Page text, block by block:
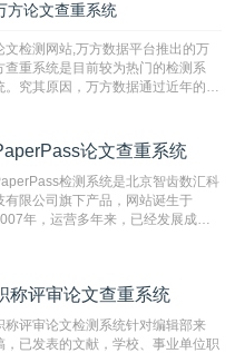
方论文查重系统
文检测网站,万方数据平台推出的万
查重系统是目前较为热门的检测系
。究其原因，万方数据通过近年的发
测系统，其真实性和权威性无可厚
非。其次，相对于知网而言，万方检测
用少，上手容易，是学生初次论文查
的推荐系统。
论文查重系统
检测系统是北京智齿数汇科
有限公司旗下产品，网站诞生于
年，运营多年来，已经发展成为
测速度快、精度高，市场反映良好。
称评审论文查重系统
称评审论文检测系统针对编辑部来
，已发表的文献，学校、事业单位职